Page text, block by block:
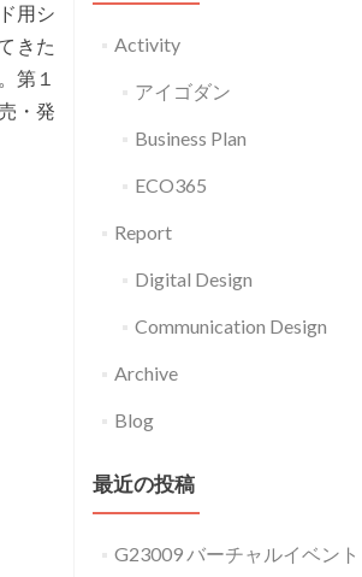
用シ
きた
第１
・発
Activity
アイゴダン
Business Plan
ECO365
Report
Digital Design
Communication Design
Archive
Blog
最近の投稿
G23009 バーチャルイベント